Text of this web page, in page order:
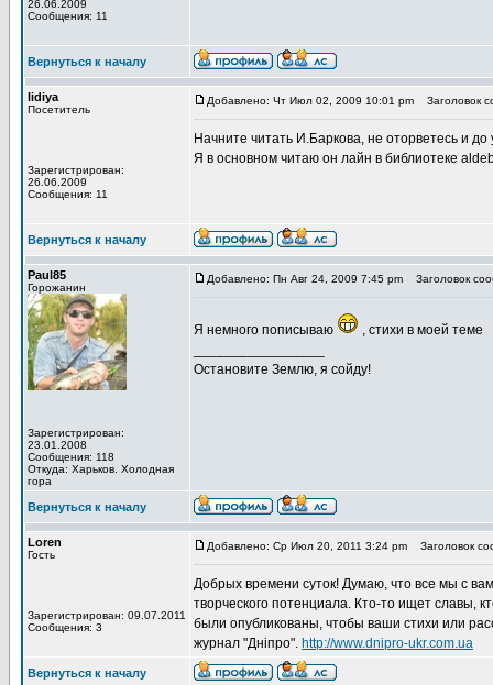
26.06.2009
Сообщения: 11
Вернуться к началу
lidiya
Посетитель
Зарегистрирован:
26.06.2009
Сообщения: 11
Добавлено: Чт Июл 02, 2009 10:01 pm Заголовок
Начните читать И.Баркова, не оторветесь и до
Я в основном читаю он лайн в библиотеке
Вернуться к началу
Paul85
Горожанин
Зарегистрирован:
23.01.2008
Сообщения: 118
Откуда: Харьков. Холодная
гора
Добавлено: Пн Авг 24, 2009 7:45 pm Заголовок
Я немного пописываю
, стихи в моей теме
Остановите Землю, я сойду!
Вернуться к началу
Loren
Гость
Зарегистрирован: 09.07.2011
Сообщения: 3
Добавлено: Ср Июл 20, 2011 3:24 pm Заголовок
Добрых времени суток! Думаю, что все мы с
творческого потенциала. Кто-то ищет славы,
были опубликованы, чтобы ваши стихи или
журнал "Дніпро". http://www.dnipro-ukr.com.ua
Вернуться к началу